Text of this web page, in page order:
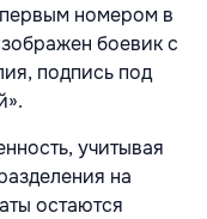
номером в
боевик с
подпись под
учитывая
на
остаются